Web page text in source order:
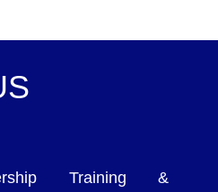
Training &